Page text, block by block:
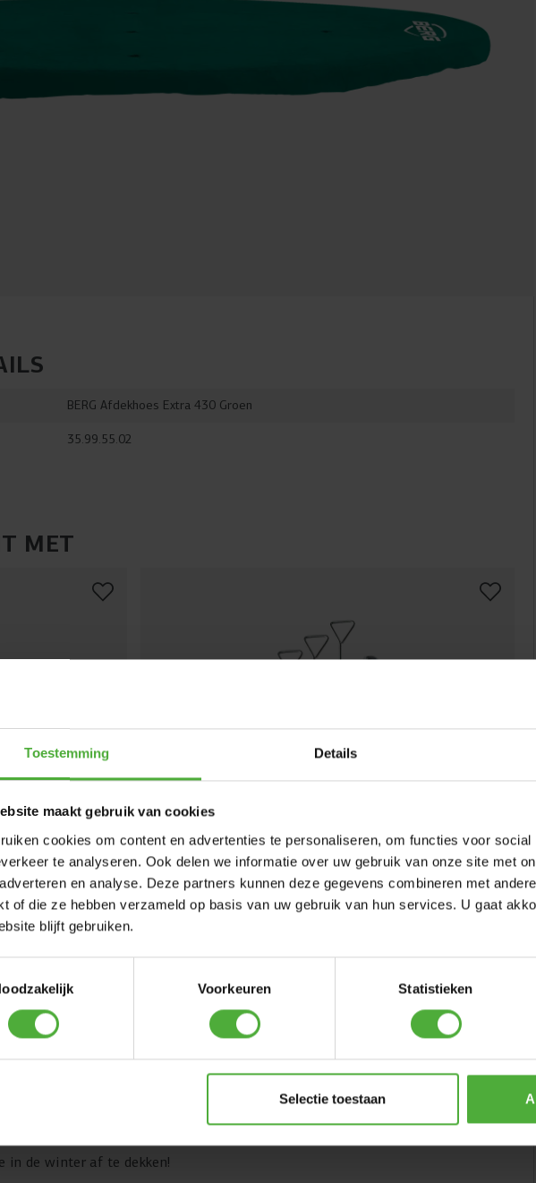
Toestemming Details
maakt gebruik van cookies
cookies om content en advertenties te personaliseren, om functies voor
te analyseren. Ook delen we informatie over uw gebruik van onze site met
en analyse. Deze partners kunnen deze gegevens combineren met
of die ze hebben verzameld op basis van uw gebruik van hun services. U gaat
blijft gebruiken.
Voorkeuren Statistieken
Selectie toestaan
BERG Afdekhoes Extra 430 Groen
35.99.55.02
MET
L BERG ANKERSET
5)
55,-
EXTRA 430 GROEN SCHRIJF EEN REVIEW
afdekken,
in de winter af te dekken!